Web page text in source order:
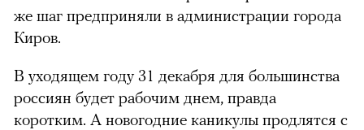
же шаг предприняли в администрации города
Киров.
В уходящем году 31 декабря для большинства
россиян будет рабочим днем, правда
коротким. А новогодние каникулы продлятся с